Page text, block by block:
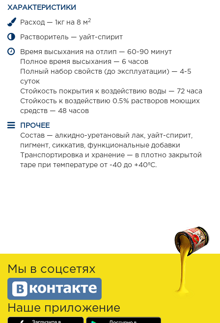
ХАРАКТЕРИСТИКИ
Расход — 1кг на 8 м 2
Растворитель — уайт-спирит
Время высыхания на отлип — 60-90 минут
Полное время высыхания — 6 часов
Полный набор свойств (до эксплуатации) — 4-5
суток
Стойкость покрытия к воздействию воды — 72 часа
Стойкость к воздействию 0.5% растворов моющих
средств — 48 часов
ПРОЧЕЕ
Состав — алкидно-уретановый лак, уайт-спирит,
пигмент, сиккатив, функциональные добавки
Транспортировка и хранение — в плотно закрытой
таре при температуре от -40 до +40ºС.
Мы в соцсетях
Наше приложение